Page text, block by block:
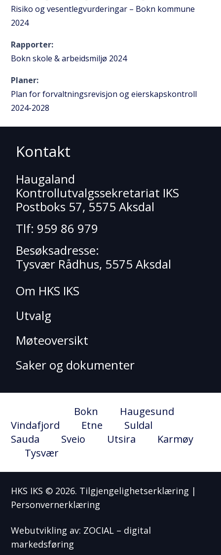
Risiko og vesentlegvurderingar – Bokn kommune
2024
Rapporter:
Bokn skole & arbeidsmiljø 2024
Planer:
Plan for forvaltningsrevisjon og eierskapskontroll
2024-2028
Kontakt
Haugaland
Kontrollutvalgssekretariat IKS
Postboks 57, 5575 Aksdal
Tlf: 959 86 979
Besøksadresse:
Tysvær Rådhus, 5575 Aksdal
Om HKS IKS
Utvalg
Møteoversikt
Saker og dokumenter
Bokn Haugesund
Vindafjord
Etne Suldal
Sauda
Sveio Utsira
Karmøy
Tysvær
HKS IKS © 2026. Tilgjengelighetserklæring |
Personvernerklæring
Webutvikling av: ZOCIAL – digital
markedsføring